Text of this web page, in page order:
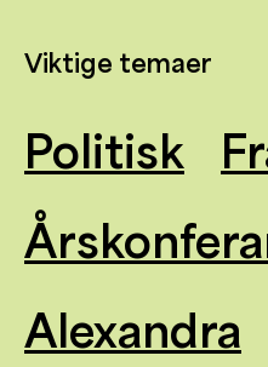
Viktige temaer
Politisk
Alexandra